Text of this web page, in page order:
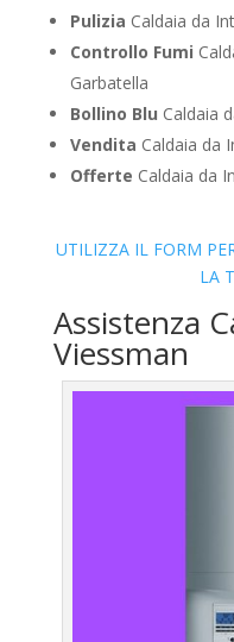
Pulizia Caldaia da
Controllo Fumi
Garbatella
Bollino Blu Caldaia
Vendita Caldaia da
Offerte Caldaia da
UTILIZZA IL FORM
LA
Assistenza
Viessman